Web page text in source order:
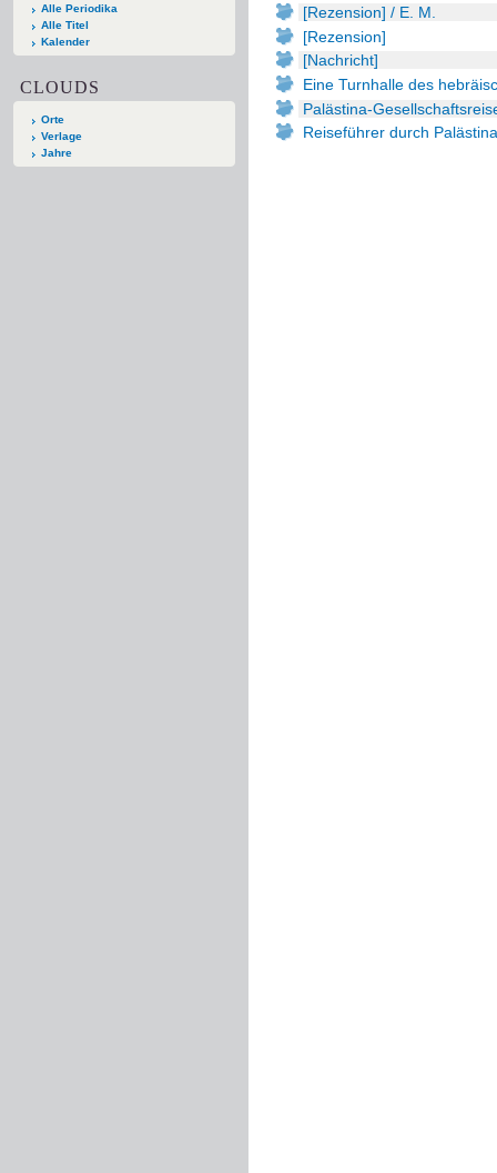
Alle Periodika
Alle Titel
Kalender
CLOUDS
Orte
Verlage
Jahre
[Rezension] / E. M.
[Rezension]
[Nachricht]
Eine Turnhalle des
Palästina-
Reiseführer durch